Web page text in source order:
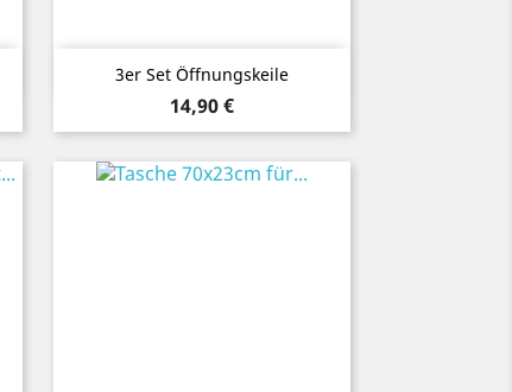
3er Set Öffnungskeile
Preis
14,90 €
Vorschau